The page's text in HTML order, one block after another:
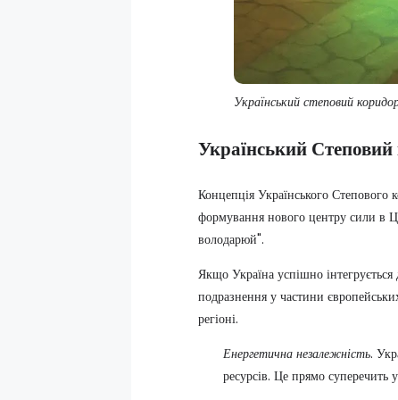
Український степовий
Український
Концепція Українського Степового
формування нового центру сили в
володарюй".
Якщо Україна успішно інтегрується
подразнення у частини
регіоні.
Енергетична незалежність.
ресурсів. Це прямо суперечить